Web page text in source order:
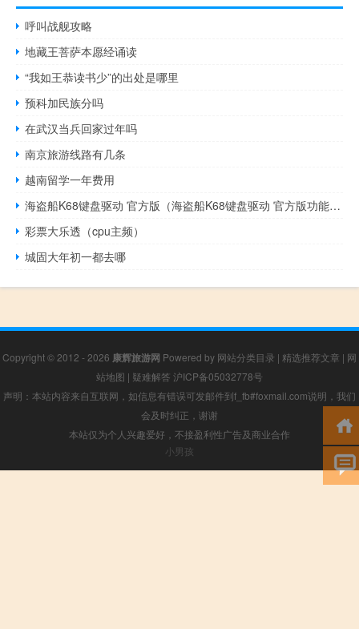
呼叫战舰攻略
地藏王菩萨本愿经诵读
“我如王恭读书少”的出处是哪里
预科加民族分吗
在武汉当兵回家过年吗
南京旅游线路有几条
越南留学一年费用
海盗船K68键盘驱动 官方版（海盗船K68键盘驱动 官方版功能简介）
彩票大乐透（cpu主频）
城固大年初一都去哪
Copyright © 2012 - 2026 康辉旅游网 Powered by 网站分类目录 | 精选推荐文章 | 网
站地图 | 疑难解答 沪ICP备05032778号
声明：本站内容来自互联网，如信息有错误可发邮件到f_fb#foxmail.com说明，我们
会及时纠正，谢谢
本站仅为个人兴趣爱好，不接盈利性广告及商业合作
小男孩